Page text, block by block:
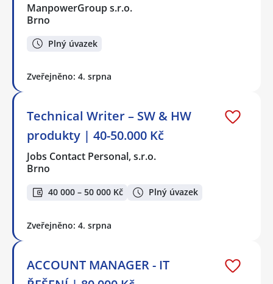
ManpowerGroup s.r.o.
Brno
Plný úvazek
Zveřejněno: 4. srpna
Technical Writer – SW & HW
produkty | 40-50.000 Kč
Jobs Contact Personal, s.r.o.
Brno
40 000 – 50 000 Kč Plný úvazek
Zveřejněno: 4. srpna
ACCOUNT MANAGER - IT